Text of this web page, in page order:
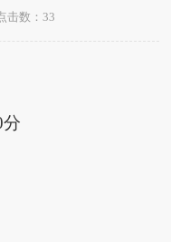
击数：33